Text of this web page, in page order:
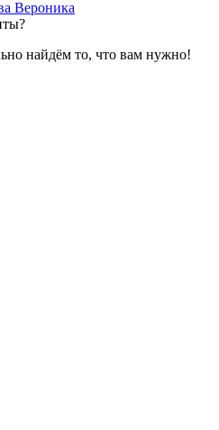
Вероника
найдём то, что вам нужно!